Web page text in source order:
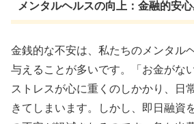
メンタルヘルスの向上：金融的安
金銭的な不安は、私たちのメンタル
与えることが多いです。「お金がな
ストレスが心に重くのしかかり、日
きてしまいます。しかし、即日融資